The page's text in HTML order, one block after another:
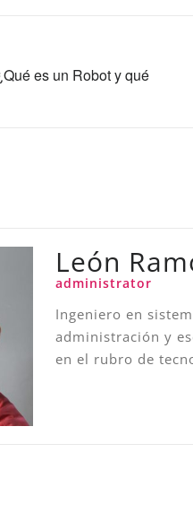
es un Robot y qué
León
administrator
Ingeniero en
administración y
en el rubro de